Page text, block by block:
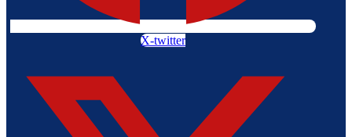
X-twitter